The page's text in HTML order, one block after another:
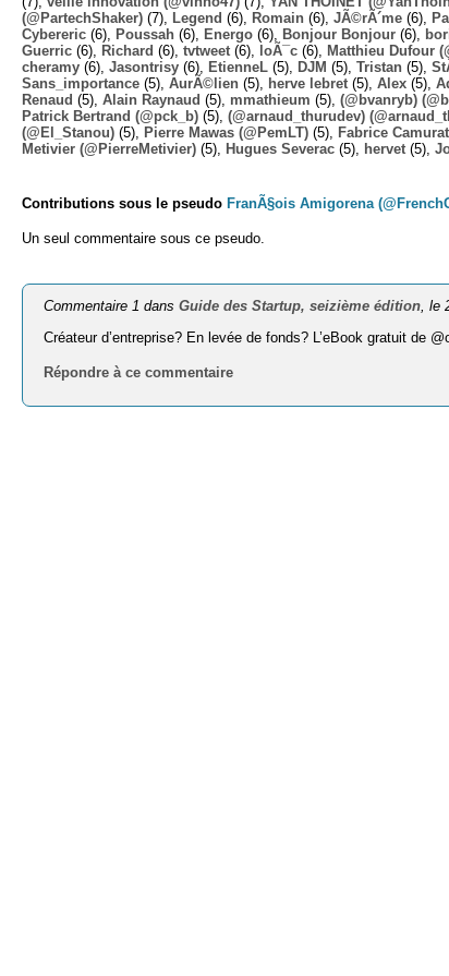
(@PartechShaker) (7), Legend (6), Romain (6), JÃ©rÃ´me (6),
Cybereric (6), Poussah (6), Energo (6), Bonjour Bonjour (6),
Guerric (6), Richard (6), tvtweet (6), loÃ¯c (6), Matthieu Dufour
cheramy (6), Jasontrisy (6), EtienneL (5), DJM (5), Tristan (5),
Sans_importance (5), AurÃ©lien (5), herve lebret (5), Alex (5),
Renaud (5), Alain Raynaud (5), mmathieum (5), (@bvanryb)
Patrick Bertrand (@pck_b) (5), (@arnaud_thurudev)
(@El_Stanou) (5), Pierre Mawas (@PemLT) (5), Fabrice
Metivier (@PierreMetivier) (5), Hugues Severac (5), hervet (5),
Contributions sous le pseudo FranÃ§ois Amigorena
Un seul commentaire sous ce pseudo.
Commentaire 1 dansGuide des Startup, seizième édition ,
Créateur d’entreprise? En levée de fonds? L’eBook gratuit de
Répondre à ce commentaire